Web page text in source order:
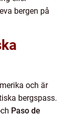
bergen på
och är
bergspass.
Paso de